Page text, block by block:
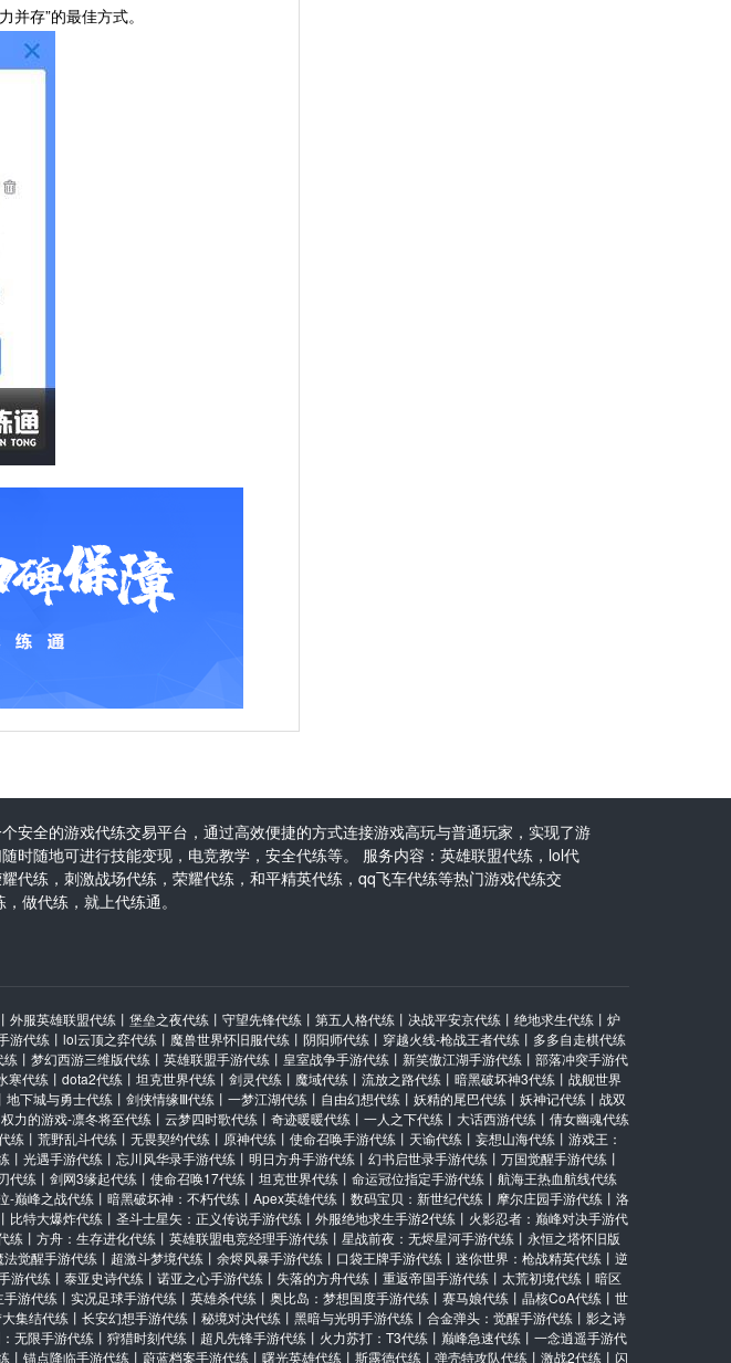
存”的最佳方式。
安全的游戏代练交易平台，通过高效便捷的方式连接游戏高玩与普通玩家，实现了游
时随地可进行技能变现，电竞教学，安全代练等。 服务内容：英雄联盟代练，lol代
代练，刺激战场代练，荣耀代练，和平精英代练，qq飞车代练等热门游戏代练交
做代练，就上代练通。
丨 外服英雄联盟代练 丨 堡垒之夜代练 丨 守望先锋代练 丨 第五人格代练 丨 决战平安京代练 丨 绝地求生代练 丨 炉
游代练 丨 lol云顶之弈代练 丨 魔兽世界怀旧服代练 丨 阴阳师代练 丨 穿越火线-枪战王者代练 丨 多多自走棋代练
练 丨 梦幻西游三维版代练 丨 英雄联盟手游代练 丨 皇室战争手游代练 丨 新笑傲江湖手游代练 丨 部落冲突手游代
寒代练 丨 dota2代练 丨 坦克世界代练 丨 剑灵代练 丨 魔域代练 丨 流放之路代练 丨 暗黑破坏神3代练 丨 战舰世界
丨 地下城与勇士代练 丨 剑侠情缘Ⅲ代练 丨 一梦江湖代练 丨 自由幻想代练 丨 妖精的尾巴代练 丨 妖神记代练 丨 战双
权力的游戏-凛冬将至代练 丨 云梦四时歌代练 丨 奇迹暖暖代练 丨 一人之下代练 丨 大话西游代练 丨 倩女幽魂代练
练 丨 荒野乱斗代练 丨 无畏契约代练 丨 原神代练 丨 使命召唤手游代练 丨 天谕代练 丨 妄想山海代练 丨 游戏王：
丨 光遇手游代练 丨 忘川风华录手游代练 丨 明日方舟手游代练 丨 幻书启世录手游代练 丨 万国觉醒手游代练 丨
代练 丨 剑网3缘起代练 丨 使命召唤17代练 丨 坦克世界代练 丨 命运冠位指定手游代练 丨 航海王热血航线代练
-巅峰之战代练 丨 暗黑破坏神：不朽代练 丨 Apex英雄代练 丨 数码宝贝：新世纪代练 丨 摩尔庄园手游代练 丨 洛
丨 比特大爆炸代练 丨 圣斗士星矢：正义传说手游代练 丨 外服绝地求生手游2代练 丨 火影忍者：巅峰对决手游代
练 丨 方舟：生存进化代练 丨 英雄联盟电竞经理手游代练 丨 星战前夜：无烬星河手游代练 丨 永恒之塔怀旧版
觉醒手游代练 丨 超激斗梦境代练 丨 余烬风暴手游代练 丨 口袋王牌手游代练 丨 迷你世界：枪战精英代练 丨 逆
游代练 丨 泰亚史诗代练 丨 诺亚之心手游代练 丨 失落的方舟代练 丨 重返帝国手游代练 丨 太荒初境代练 丨 暗区
游代练 丨 实况足球手游代练 丨 英雄杀代练 丨 奥比岛：梦想国度手游代练 丨 赛马娘代练 丨 晶核CoA代练 丨 世
集结代练 丨 长安幻想手游代练 丨 秘境对决代练 丨 黑暗与光明手游代练 丨 合金弹头：觉醒手游代练 丨 影之诗
无限手游代练 丨 狩猎时刻代练 丨 超凡先锋手游代练 丨 火力苏打：T3代练 丨 巅峰急速代练 丨 一念逍遥手游代
丨 锚点降临手游代练 丨 蔚蓝档案手游代练 丨 曙光英雄代练 丨 斯露德代练 丨 弹壳特攻队代练 丨 激战2代练 丨 闪